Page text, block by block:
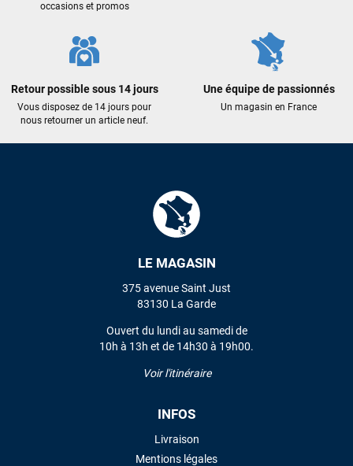
occasions et promos
Retour possible sous 14 jours
Vous disposez de 14 jours pour
nous retourner un article neuf.
Une équipe de passionnés
Un magasin en France
LE MAGASIN
375 avenue Saint Just
83130 La Garde
Ouvert du lundi au samedi de
10h à 13h et de 14h30 à 19h00.
Voir l'itinéraire
INFOS
Livraison
Mentions légales